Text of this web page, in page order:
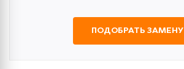
ПОДОБРАТЬ ЗАМЕНУ